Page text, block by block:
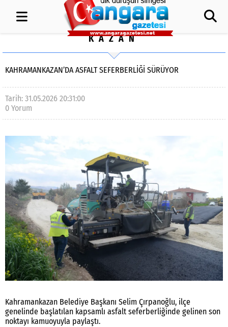
KAZAN
KAHRAMANKAZAN’DA ASFALT SEFERBERLİĞİ SÜRÜYOR
Tarih: 31.05.2026 20:31:00
0 Yorum
Kahramankazan Belediye Başkanı Selim Çırpanoğlu, ilçe
genelinde başlatılan kapsamlı asfalt seferberliğinde gelinen son
noktayı kamuoyuyla paylaştı.